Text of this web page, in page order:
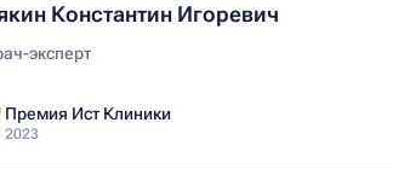
Константин Игоревич
эксперт
Премия Ист Клиники
2023